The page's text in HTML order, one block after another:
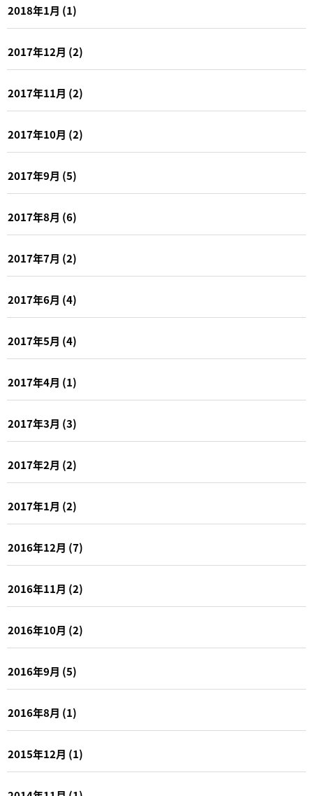
2018年1月 (1)
2017年12月 (2)
2017年11月 (2)
2017年10月 (2)
2017年9月 (5)
2017年8月 (6)
2017年7月 (2)
2017年6月 (4)
2017年5月 (4)
2017年4月 (1)
2017年3月 (3)
2017年2月 (2)
2017年1月 (2)
2016年12月 (7)
2016年11月 (2)
2016年10月 (2)
2016年9月 (5)
2016年8月 (1)
2015年12月 (1)